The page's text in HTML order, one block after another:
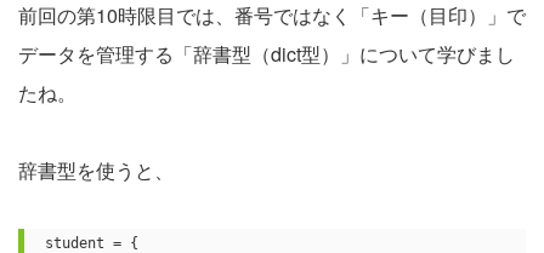
前回の第10時限目では、番号ではなく「キー（目印）」で
データを管理する「辞書型（dict型）」について学びまし
たね。
辞書型を使うと、
student = {